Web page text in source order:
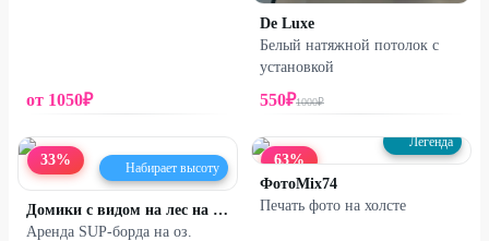
от 1050₽
De Luxe
Белый натяжной потолок с
установкой
550₽1000₽
33% Набирает высоту
Домики с видом на лес на оз. Увильды
Аренда SUP-борда на оз.
63%
Легенда
ФотоMix74
Печать фото на холсте